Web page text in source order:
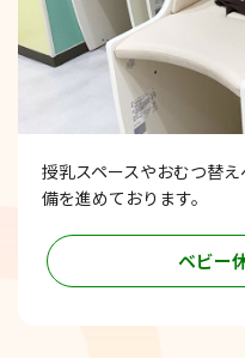
授乳スペースやおむつ替
備を進めております。
ベビー